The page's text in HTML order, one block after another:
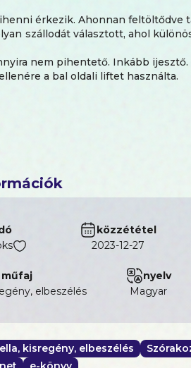
érkezik. Ahonnan feltöltődve
szállodát választott, ahol
nem pihentető. Inkább ijesztő.
a bal oldali liftet használta.
közzététel
2023-12-27
műfaj
elbeszélés
nyelv
magyar
kisregény, elbeszélés